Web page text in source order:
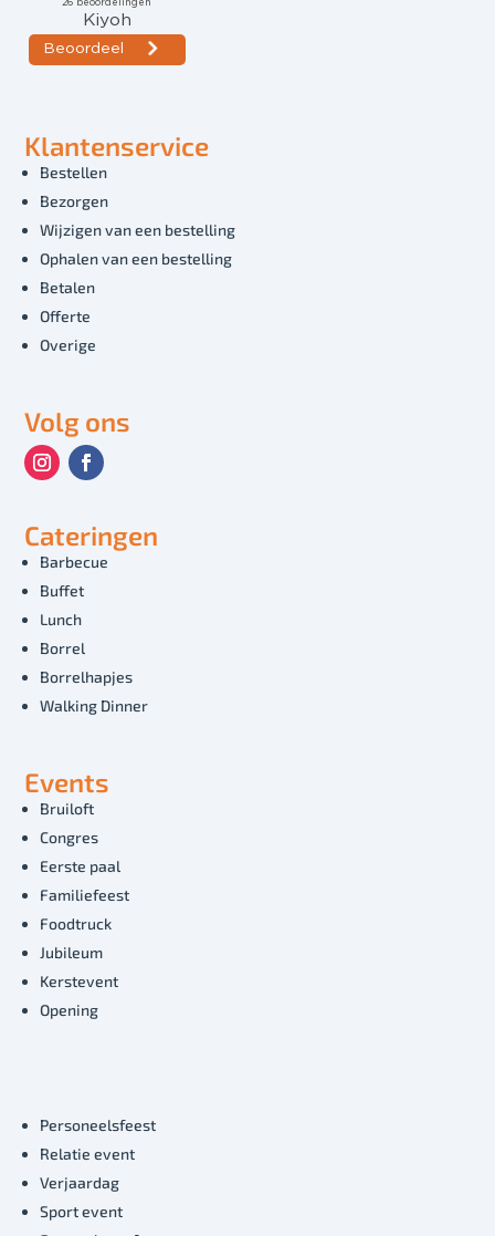
Klantenservice
Bestellen
Bezorgen
Wijzigen van een bestelling
Ophalen van een bestelling
Betalen
Offerte
Overige
Volg ons
Cateringen
Barbecue
Buffet
Lunch
Borrel
Borrelhapjes
Walking Dinner
Events
Bruiloft
Congres
Eerste paal
Familiefeest
Foodtruck
Jubileum
Kerstevent
Opening
Personeelsfeest
Relatie event
Verjaardag
Sport event